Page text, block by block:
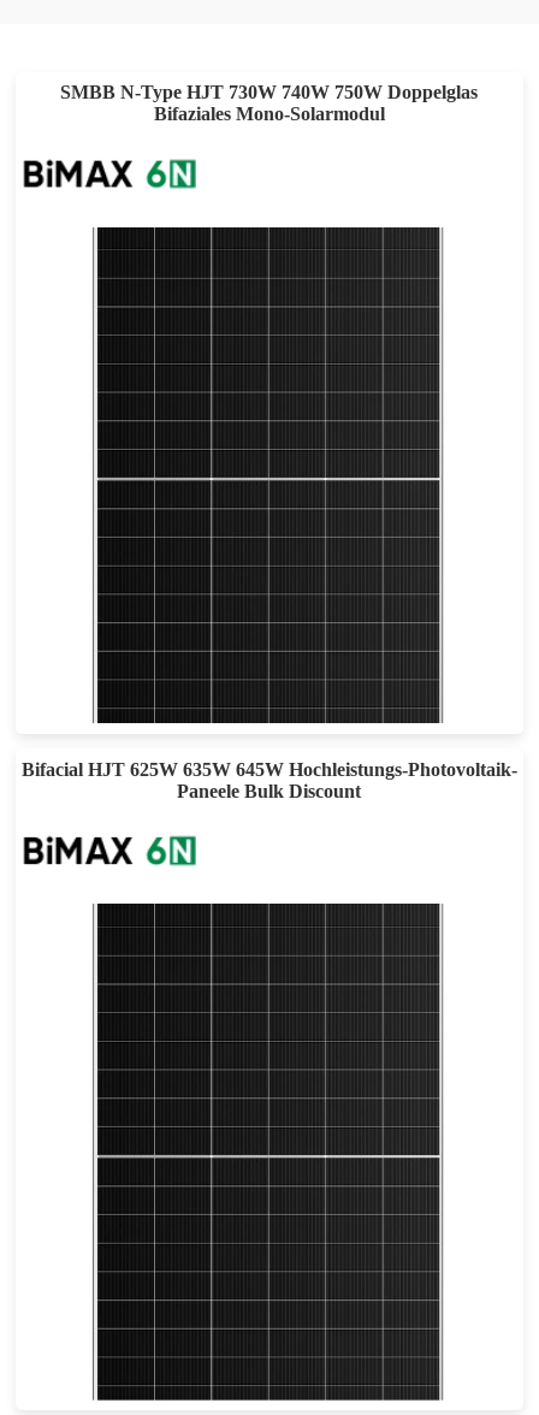
SMBB N-Type HJT 730W 740W 750W Doppelglas
Bifaziales Mono-Solarmodul
Bifacial HJT 625W 635W 645W Hochleistungs-Photovoltaik-
Paneele Bulk Discount
30 Jahre Leistungsgarantie